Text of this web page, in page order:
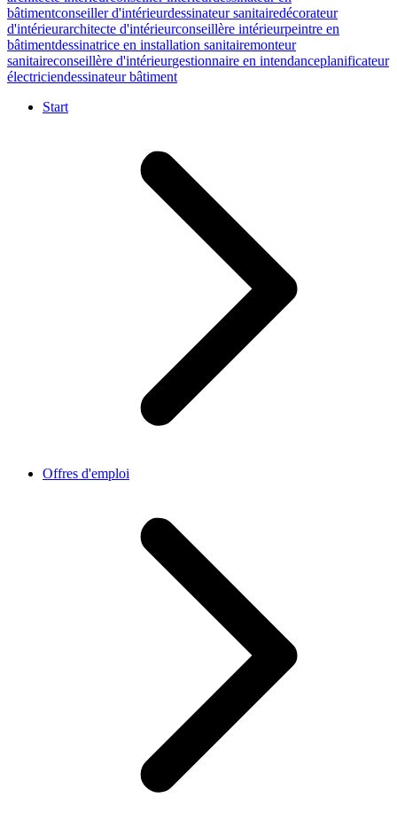
bâtimentconseiller d'intérieurdessinateur sanitairedécorateur
d'intérieurarchitecte d'intérieurconseillère intérieurpeintre en
bâtimentdessinatrice en installation sanitairemonteur
sanitaireconseillère d'intérieurgestionnaire en intendanceplanificateur
électriciendessinateur bâtiment
Start
Offres d'emploi